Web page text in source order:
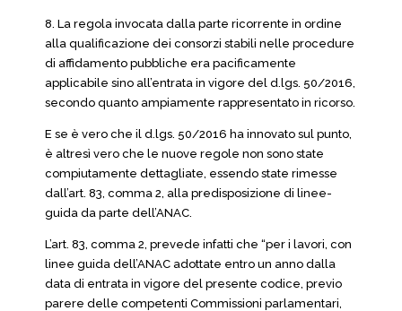
8. La regola invocata dalla parte ricorrente in ordine
alla qualificazione dei consorzi stabili nelle procedure
di affidamento pubbliche era pacificamente
applicabile sino all’entrata in vigore del d.lgs. 50/2016,
secondo quanto ampiamente rappresentato in ricorso.
E se è vero che il d.lgs. 50/2016 ha innovato sul punto,
è altresì vero che le nuove regole non sono state
compiutamente dettagliate, essendo state rimesse
dall’art. 83, comma 2, alla predisposizione di linee-
guida da parte dell’ANAC.
L’art. 83, comma 2, prevede infatti che “per i lavori, con
linee guida dell’ANAC adottate entro un anno dalla
data di entrata in vigore del presente codice, previo
parere delle competenti Commissioni parlamentari,